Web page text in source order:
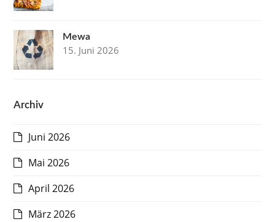
Mewa
15. Juni 2026
Archiv
Juni 2026
Mai 2026
April 2026
März 2026